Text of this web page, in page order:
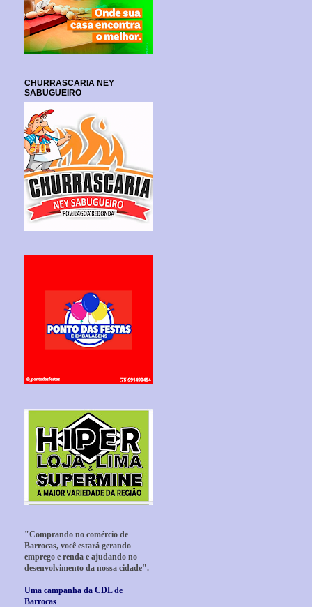
CHURRASCARIA NEY
SABUGUEIRO
"Comprando no comércio de
Barrocas, você estará gerando
emprego e renda e ajudando no
desenvolvimento da nossa cidade".
Uma campanha da CDL de
Barrocas